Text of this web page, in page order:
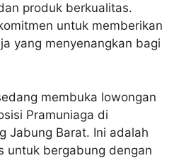
produk berkualitas.
untuk memberikan
yang menyenangkan bagi
membuka lowongan
Pramuniaga di
Jabung Barat. Ini adalah
untuk bergabung dengan